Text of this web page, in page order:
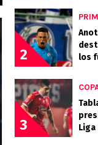
2
los
3
Liga